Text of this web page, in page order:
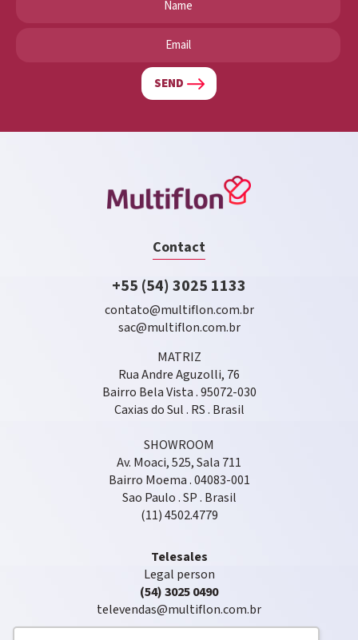
SEND
Contact
+55 (54) 3025 1133
contato@multiflon.com.br
sac@multiflon.com.br
MATRIZ
Rua Andre Aguzolli, 76
Bairro Bela Vista . 95072-030
Caxias do Sul . RS . Brasil
SHOWROOM
Av. Moaci, 525, Sala 711
Bairro Moema . 04083-001
Sao Paulo . SP . Brasil
(11) 4502.4779
Telesales
Legal person
(54) 3025 0490
televendas@multiflon.com.br